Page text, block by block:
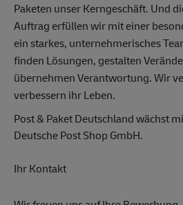
Paketen unser Kerngeschäft. Und
Auftrag erfüllen wir mit einer
ein starkes, unternehmerisches
finden Lösungen, gestalten
übernehmen Verantwortung. Wir
verbessern ihr Leben.
Post & Paket Deutschland wächst
Deutsche Post Shop GmbH.
Ihr Kontakt